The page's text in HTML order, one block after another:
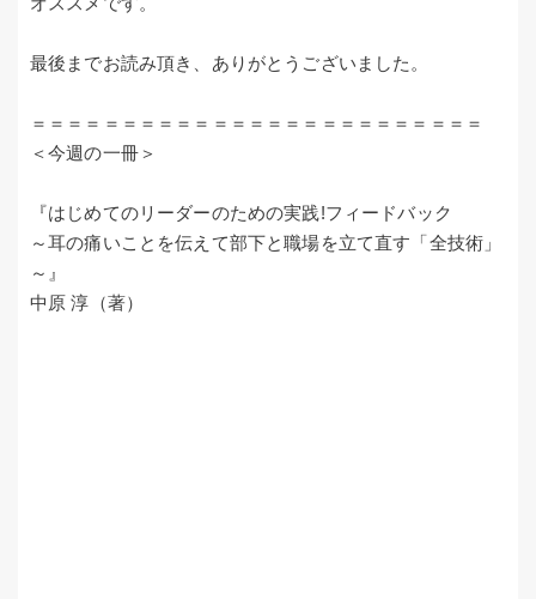
最後までお読み頂き、ありがとうございました。
＝＝＝＝＝＝＝＝＝＝＝＝＝＝＝＝＝＝＝＝＝＝＝＝＝
＜今週の一冊＞
『はじめてのリーダーのための実践!フィードバック
～耳の痛いことを伝えて部下と職場を立て直す「全技術」
～』
中原 淳（著）